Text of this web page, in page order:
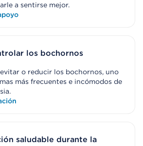
a sentirse mejor.
los bochornos
o reducir los bochornos, uno
más frecuentes e incómodos de
saludable durante la